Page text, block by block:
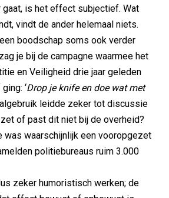
gaat, is het effect subjectief. Wat
vindt de ander helemaal niets.
boodschap soms ook verder
je bij de campagne waarmee het
en Veiligheid drie jaar geleden
‘Drop je knife en doe wat met
leidde zeker tot discussie
of past dit niet bij de overheid?
was waarschijnlijk een vooropgezet
politiebureaus ruim 3.000
zeker humoristisch werken; de